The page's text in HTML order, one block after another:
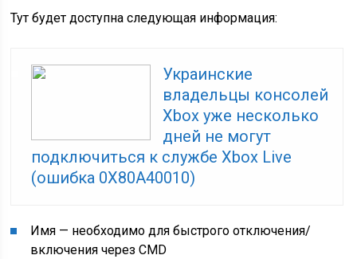
Тут будет доступна следующая информация:
Украинские
владельцы консолей
Xbox уже несколько
дней не могут
подключиться к службе Xbox Live
(ошибка 0X80A40010)
Имя — необходимо для быстрого отключения/
включения через CMD